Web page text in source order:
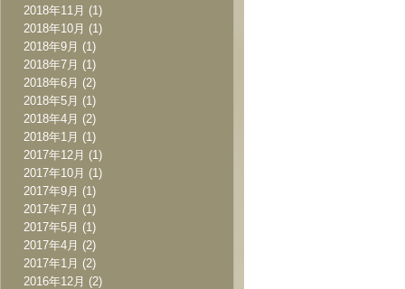
2018年11月 (1)
2018年10月 (1)
2018年9月 (1)
2018年7月 (1)
2018年6月 (2)
2018年5月 (1)
2018年4月 (2)
2018年1月 (1)
2017年12月 (1)
2017年10月 (1)
2017年9月 (1)
2017年7月 (1)
2017年5月 (1)
2017年4月 (2)
2017年1月 (2)
2016年12月 (2)